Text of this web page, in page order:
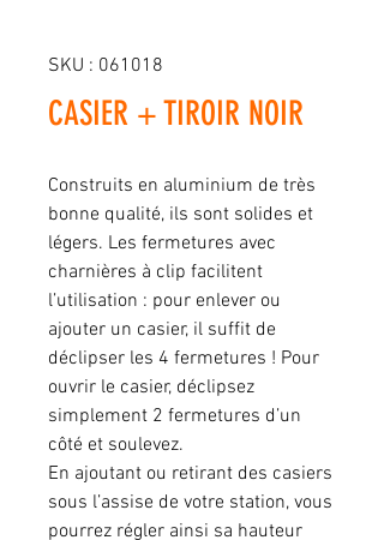
SKU : 061018
CASIER + TIROIR NOIR
Construits en aluminium de très
bonne qualité, ils sont solides et
légers. Les fermetures avec
charnières à clip facilitent
l’utilisation : pour enlever ou
ajouter un casier, il suffit de
déclipser les 4 fermetures ! Pour
ouvrir le casier, déclipsez
simplement 2 fermetures d’un
côté et soulevez.
En ajoutant ou retirant des casiers
sous l’assise de votre station, vous
pourrez régler ainsi sa hauteur